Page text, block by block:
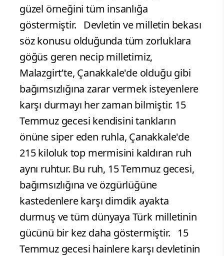
güzel örneğini tüm insanlığa
göstermiştir. Devletin ve milletin bekası
söz konusu olduğunda tüm zorluklara
göğüs geren necip milletimiz,
Malazgirt’te, Çanakkale'de olduğu gibi
bağımsızlığına zarar vermek isteyenlere
karşı durmayı her zaman bilmiştir. 15
Temmuz gecesi kendisini tankların
önüne siper eden ruhla, Çanakkale'de
215 kiloluk top mermisini kaldıran ruh
aynı ruhtur. Bu ruh, 15 Temmuz gecesi,
bağımsızlığına ve özgürlüğüne
kastedenlere karşı dimdik ayakta
durmuş ve tüm dünyaya Türk milletinin
gücünü bir kez daha göstermiştir. 15
Temmuz gecesi hainlere karşı devletinin